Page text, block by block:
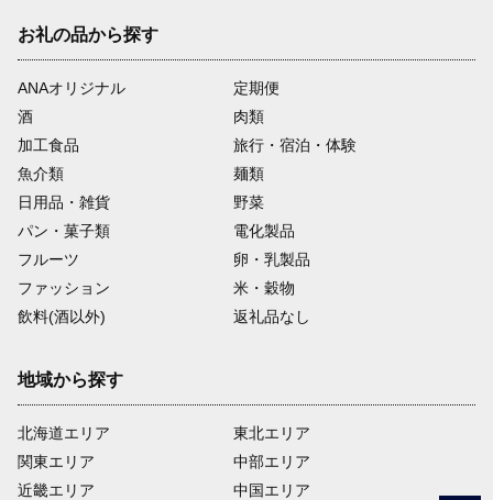
お礼の品から探す
ANAオリジナル
定期便
酒
肉類
加工食品
旅行・宿泊・体験
魚介類
麺類
日用品・雑貨
野菜
パン・菓子類
電化製品
フルーツ
卵・乳製品
ファッション
米・穀物
飲料(酒以外)
返礼品なし
地域から探す
北海道エリア
関東エリア
近畿エリア
東北エリア
中部エリア
中国エリア